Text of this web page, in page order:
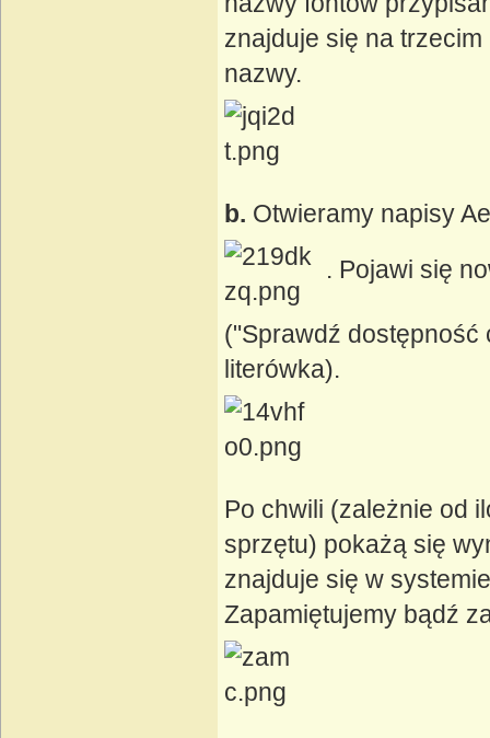
znajduje się na
nazwy.
b. Otwieramy napisy
. Pojawi się
("Sprawdź dostępność
literówka).
Po chwili (zależnie od
sprzętu) pokażą się
znajduje się w
Zapamiętujemy bądź